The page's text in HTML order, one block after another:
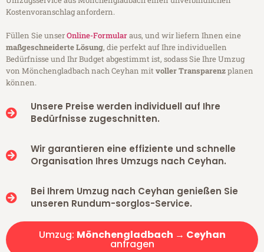
Kostenvoranschlag anfordern.
Füllen Sie unserOnline-Formularaus, und wir liefern Ihnen eine
maßgeschneiderte Lösung, die perfekt auf Ihre individuellen
Bedürfnisse und Ihr Budget abgestimmt ist, sodass Sie Ihre Umzug
von Mönchengladbach nach Ceyhan mitvoller Transparenzplanen
können.
Unsere Preise werden individuell auf Ihre
Bedürfnisse zugeschnitten.
Wir garantieren eine effiziente und schnelle
Organisation Ihres Umzugs nach Ceyhan.
Bei Ihrem Umzug nach Ceyhan genießen Sie
unseren Rundum-sorglos-Service.
Umzug: Mönchengladbach → Ceyhan
anfragen